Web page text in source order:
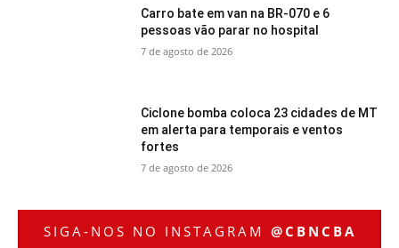
Carro bate em van na BR-070 e 6
pessoas vão parar no hospital
7 de agosto de 2026
Ciclone bomba coloca 23 cidades de MT
em alerta para temporais e ventos
fortes
7 de agosto de 2026
SIGA-NOS NO INSTAGRAM @CBNCBA